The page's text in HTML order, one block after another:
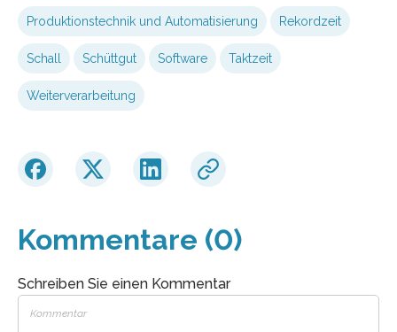
Produktionstechnik und Automatisierung Rekordzeit
Schall Schüttgut Software Taktzeit
Weiterverarbeitung
Kommentare (0)
Schreiben Sie einen Kommentar